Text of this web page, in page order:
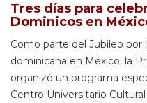
Tres días para
Dominicos en
Como parte del Jubileo por
dominicana en México, la
organizó un programa
Centro Universitario